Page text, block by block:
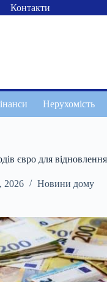
Контакти
Нерухомість
євро для
2026 Новини дому